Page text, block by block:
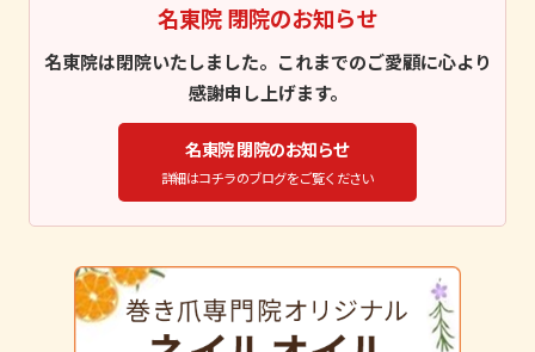
名東院 閉院のお知らせ
名東院は閉院いたしました。これまでのご愛顧に心より
感謝申し上げます。
名東院 閉院のお知らせ
詳細はコチラのブログをご覧ください